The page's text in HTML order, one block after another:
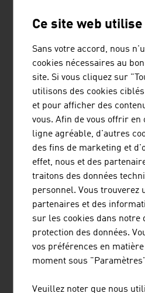
TOURISTIQUES
BERGFEX GMBH
Bergfex | La plus grande
d'Europe pour les sports
TRUMER
Ce site web
Sans votre accord, nous
cookies nécessaires au
site. Si vous cliquez sur
utilisons des cookies
et pour afficher des
vous. Afin de vous offrir en
ligne agréable, d'autres
des fins de marketing et
effet, nous et des
traitons des données
personnel. Vous trouverez
partenaires et des
sur les cookies dans notre
protection des données.
vos préférences en
moment sous
Veuillez noter que nous